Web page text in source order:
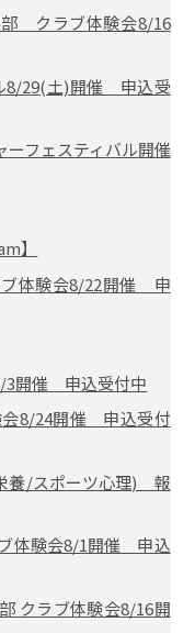
部 クラブ体験会8/16
29(土)開催 申込受
フェスティバル開催
】
体験会8/22開催 申
3開催 申込受付中
会8/24開催 申込受付
養/スポーツ心理) 報
体験会8/1開催 申込
クラブ体験会8/16開